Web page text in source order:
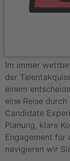
Im immer
der
einem
eine Reise
Candidate
Planung, klare
Engagement für
navigieren wir